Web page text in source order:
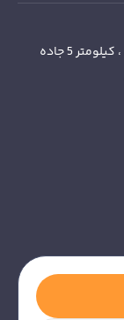
آدرس کارخانه رشد طیور زواره : اصفهان ، کیلومتر 5 جاده